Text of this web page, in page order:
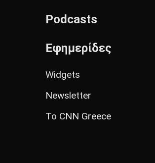
Podcasts
Εφημερίδες
Widgets
Newsletter
Το CNN Greece